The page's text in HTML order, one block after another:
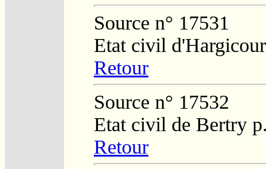
Source n° 17531
Etat civil
Retour
Source n° 17532
Etat civil de Bertry
Retour